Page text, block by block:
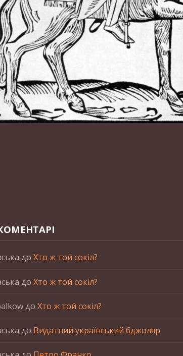
до Хто ж той сокіл?
до Хто ж той сокіл?
до Хто ж той сокіл?
до Видатний український бджоляр